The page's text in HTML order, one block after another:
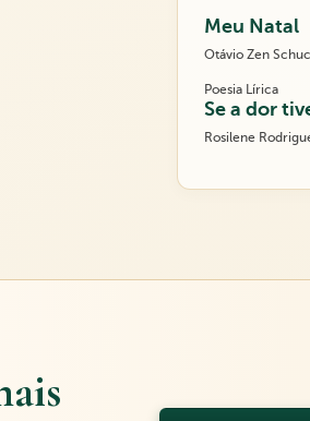
Meu Natal
Otávio Zen
Poesia Lírica
Se a dor
Rosilene